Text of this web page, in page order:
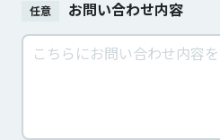
任意 お問い合わせ内容